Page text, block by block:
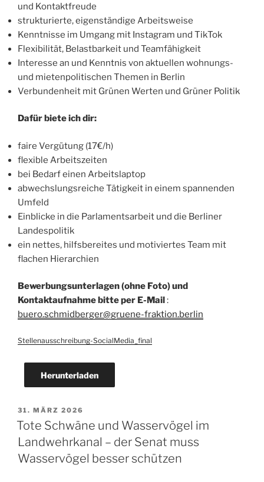
und Kontaktfreude
strukturierte, eigenständige Arbeitsweise
Kenntnisse im Umgang mit Instagram und TikTok
Flexibilität, Belastbarkeit und Teamfähigkeit
Interesse an und Kenntnis von aktuellen wohnungs-
und mietenpolitischen Themen in Berlin
Verbundenheit mit Grünen Werten und Grüner Politik
Dafür biete ich dir:
faire Vergütung (17€/h)
flexible Arbeitszeiten
bei Bedarf einen Arbeitslaptop
abwechslungsreiche Tätigkeit in einem spannenden
Umfeld
Einblicke in die Parlamentsarbeit und die Berliner
Landespolitik
ein nettes, hilfsbereites und motiviertes Team mit
flachen Hierarchien
Bewerbungsunterlagen (ohne Foto) und
Kontaktaufnahme bitte per E-Mail:
buero.schmidberger@gruene-fraktion.berlin
Stellenausschreibung-SocialMedia_final
Herunterladen
VERÖFFENTLICHT
AM
31. MÄRZ 2026
Tote Schwäne und Wasservögel im
Landwehrkanal – der Senat muss
Wasservögel besser schützen